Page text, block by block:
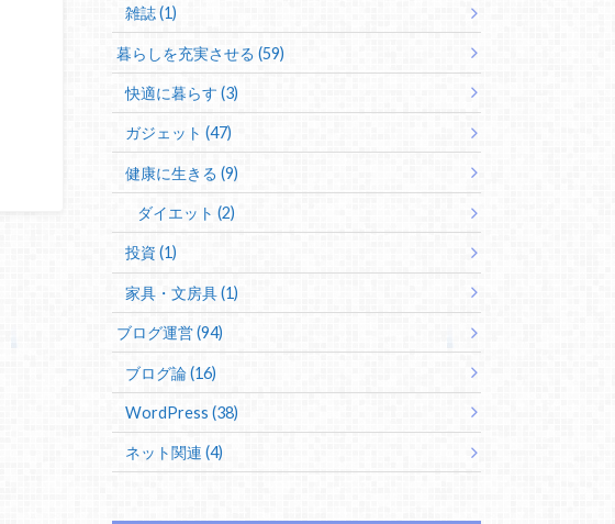
雑誌 (1)
暮らしを充実させる (59)
快適に暮らす (3)
ガジェット (47)
健康に生きる (9)
ダイエット (2)
投資 (1)
家具・文房具 (1)
ブログ運営 (94)
ブログ論 (16)
WordPress (38)
ネット関連 (4)